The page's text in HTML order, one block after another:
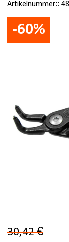
Artikelnummer::
-60%
30,42 €